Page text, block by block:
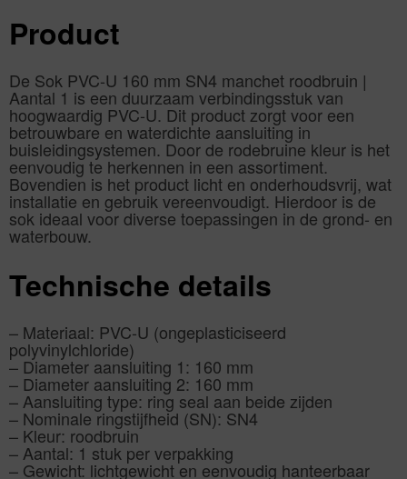
Product
De Sok PVC-U 160 mm SN4 manchet roodbruin |
Aantal 1 is een duurzaam verbindingsstuk van
hoogwaardig PVC-U. Dit product zorgt voor een
betrouwbare en waterdichte aansluiting in
buisleidingsystemen. Door de rodebruine kleur is het
eenvoudig te herkennen in een assortiment.
Bovendien is het product licht en onderhoudsvrij, wat
installatie en gebruik vereenvoudigt. Hierdoor is de
sok ideaal voor diverse toepassingen in de grond- en
waterbouw.
Technische details
– Materiaal: PVC-U (ongeplasticiseerd
polyvinylchloride)
– Diameter aansluiting 1: 160 mm
– Diameter aansluiting 2: 160 mm
– Aansluiting type: ring seal aan beide zijden
– Nominale ringstijfheid (SN): SN4
– Kleur: roodbruin
– Aantal: 1 stuk per verpakking
– Gewicht: lichtgewicht en eenvoudig hanteerbaar